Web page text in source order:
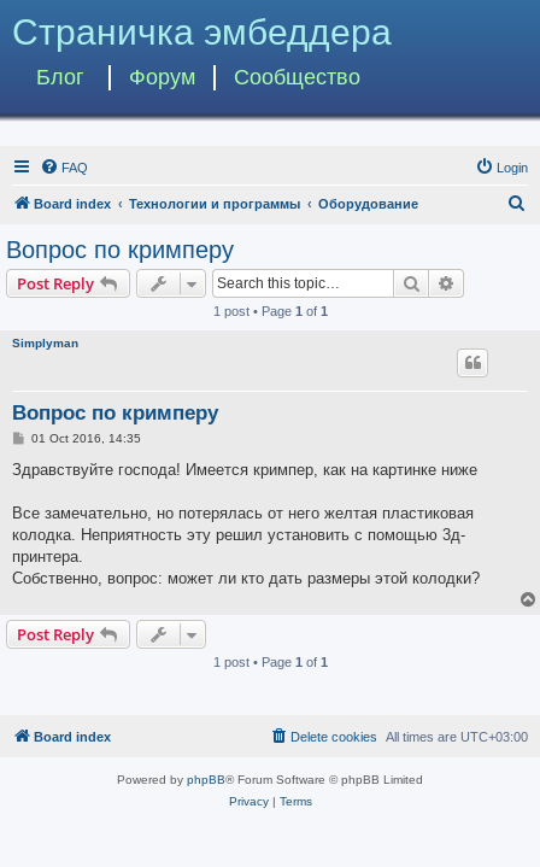
Страничка эмбеддера
Блог Форум Сообщество
FAQ Login
Board index Технологии и программы Оборудование
Вопрос по кримперу
Post Reply Search
1 post • Page 1 of 1
Simplyman
Вопрос по кримперу
P
s
t
01 Oct 2016, 14:35
Здравствуйте господа! Имеется кримпер, как на картинке ниже
Все замечательно, но потерялась от него желтая пластиковая
колодка. Неприятность эту решил установить с помощью 3д-
принтера.
Собственно, вопрос: может ли кто дать размеры этой колодки?
Post Reply
1 post • Page 1 of 1
Board index All times are UTC+03:00
Delete cookies
Powered by phpBB® Forum Software © phpBB Limited
Privacy| Terms